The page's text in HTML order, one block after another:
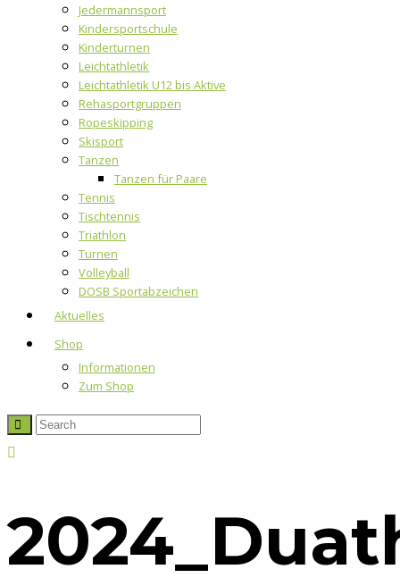
Jedermannsport
Kindersportschule
Kinderturnen
Leichtathletik
Leichtathletik U12 bis Aktive
Rehasportgruppen
Ropeskipping
Skisport
Tanzen
Tanzen für Paare
Tennis
Tischtennis
Triathlon
Turnen
Volleyball
DOSB Sportabzeichen
Aktuelles
Shop
Informationen
Zum Shop